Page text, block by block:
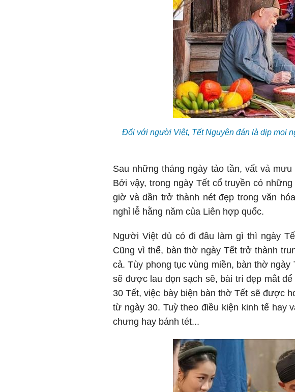
Đối với người Việt, Tết Nguyên đán là dịp mọi
Sau những tháng ngày tảo tần, vất vả
Bởi vậy, trong ngày Tết cổ truyền có
giờ và dần trở thành nét đẹp trong văn
nghỉ lễ hằng năm của Liên hợp quốc.
Người Việt dù có đi đâu làm gì thì ngày
Cũng vì thế, bàn thờ ngày Tết trở thành
cả. Tùy phong tục vùng miền, bàn thờ
sẽ được lau dọn sạch sẽ, bài trí đẹp mắt
30 Tết, việc bày biện bàn thờ Tết sẽ được
từ ngày 30. Tuỳ theo điều kiện kinh tế hay
chưng hay bánh tét...